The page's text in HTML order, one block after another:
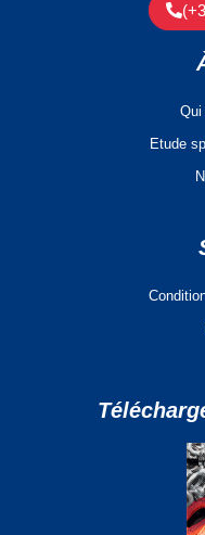
Qui
Etude